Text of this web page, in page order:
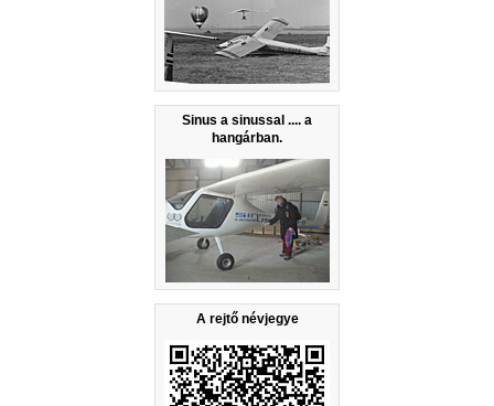
Sinus a sinussal .... a
hangárban.
A rejtő névjegye